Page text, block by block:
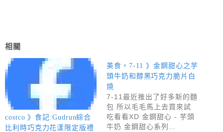
相關
costco 》食記:Gudrun綜合
比利時巧克力花漾限定版禮
美食。7-11 》金鋼甜心之芋
頭牛奶和醇黑巧克力脆片白
燒
7-11最近推出了好多新的麵
包 所以毛毛馬上去買來試
吃看看XD 金鋼甜心 - 芋頭
牛奶 金鋼甜心系列…